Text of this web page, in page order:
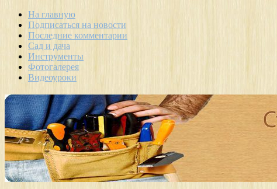
На главную
Подписаться на новости
Последние комментарии
Сад и дача
Инструменты
Фотогалерея
Видеоуроки